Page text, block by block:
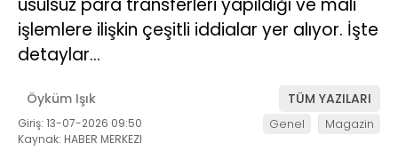
usulsüz para transferleri yapıldığı ve mali
işlemlere ilişkin çeşitli iddialar yer alıyor. İşte
detaylar…
Öyküm Işık TÜM YAZILARI
Giriş: 13-07-2026 09:50
Kaynak: HABER MERKEZI
Genel Magazin